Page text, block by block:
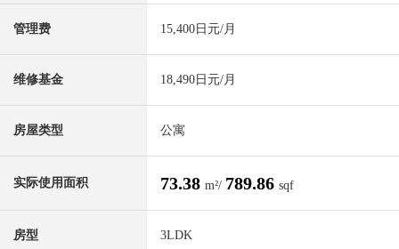
管理费 15,400日元/月
维修基金 18,490日元/月
房屋类型 公寓
实际使用面积 73.38 m²/ 789.86 sqf
房型 3LDK